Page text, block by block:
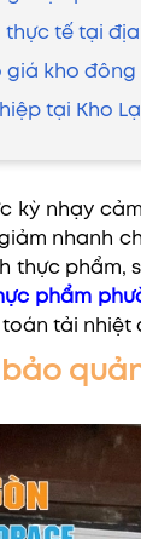
thực tế tại
giá kho đông
tại Kho
kỳ nhạy
nhanh
thực
phẩm
tải
bảo